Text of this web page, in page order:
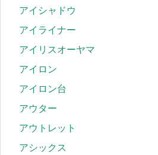
アイシャドウ
アイライナー
アイリスオーヤマ
アイロン
アイロン台
アウター
アウトレット
アシックス